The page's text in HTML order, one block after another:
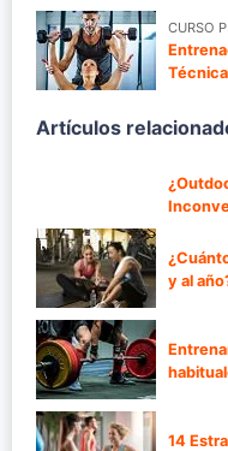
CURSO
Artículos
y al
14